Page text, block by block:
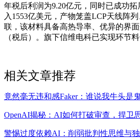
年税后利润为9.20亿元，同时已成功
入1553亿美元，产物笼盖LCP天线阵
联，该材料具备高热导率、优异的界
（税后）。旗下信维电科已实现环节
相关文章推荐
竟然毫无违和感Faker：谁说我牛头是
OpenAI揭秘：AI如何打破审查，捍卫
警惕过度依赖AI：削弱批判性思维与